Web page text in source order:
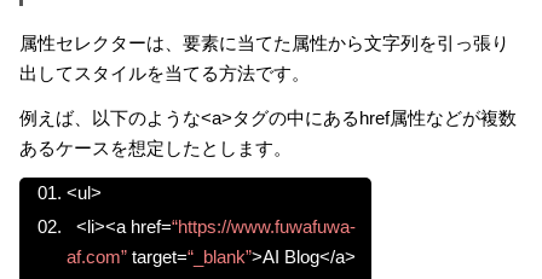
属性セレクターは、要素に当てた属性から文字列を引っ張り
出してスタイルを当てる方法です。
例えば、以下のような<a>タグの中にあるhref属性などが複数
あるケースを想定したとします。
<ul>
<li><a href=“https://www.fuwafuwa-
af.com” target=“_blank”>AI Blog</a>